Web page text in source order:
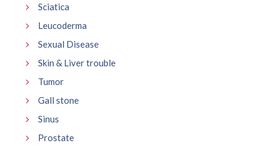
Sciatica
Leucoderma
Sexual Disease
Skin & Liver trouble
Tumor
Gall stone
Sinus
Prostate